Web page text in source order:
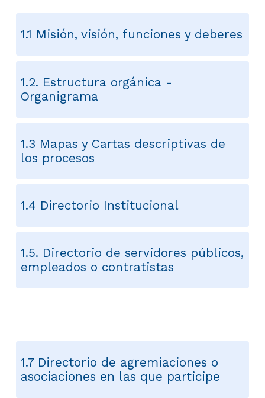
1.1 Misión, visión, funciones y deberes
1.2. Estructura orgánica -
Organigrama
1.3 Mapas y Cartas descriptivas de
los procesos
1.4 Directorio Institucional
1.5. Directorio de servidores públicos,
empleados o contratistas
1.7 Directorio de agremiaciones o
asociaciones en las que participe